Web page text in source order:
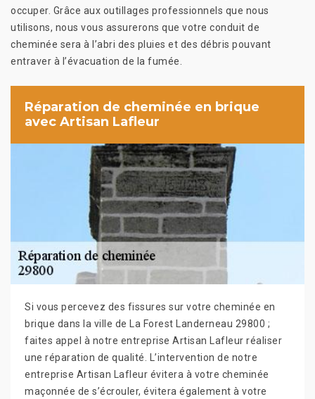
occuper. Grâce aux outillages professionnels que nous
utilisons, nous vous assurerons que votre conduit de
cheminée sera à l’abri des pluies et des débris pouvant
entraver à l’évacuation de la fumée.
Réparation de cheminée en brique
avec Artisan Lafleur
Si vous percevez des fissures sur votre cheminée en
brique dans la ville de La Forest Landerneau 29800 ;
faites appel à notre entreprise Artisan Lafleur réaliser
une réparation de qualité. L’intervention de notre
entreprise Artisan Lafleur évitera à votre cheminée
maçonnée de s’écrouler, évitera également à votre